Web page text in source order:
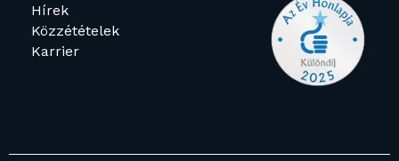
Hírek
Közzétételek
Karrier